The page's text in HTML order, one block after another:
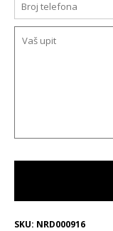
SKU: NRD000916